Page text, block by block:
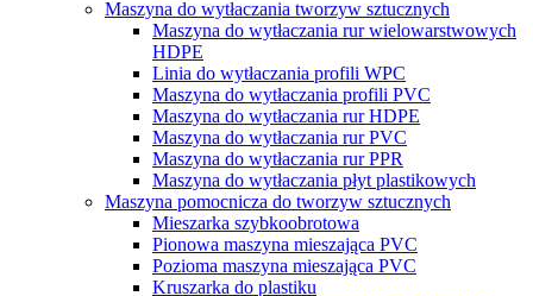
Maszyna do wytłaczania tworzyw sztucznych
Maszyna do wytłaczania rur wielowarstwowych
HDPE
Linia do wytłaczania profili WPC
Maszyna do wytłaczania profili PVC
Maszyna do wytłaczania rur HDPE
Maszyna do wytłaczania rur PVC
Maszyna do wytłaczania rur PPR
Maszyna do wytłaczania płyt plastikowych
Maszyna pomocnicza do tworzyw sztucznych
Mieszarka szybkoobrotowa
Pionowa maszyna mieszająca PVC
Pozioma maszyna mieszająca PVC
Kruszarka do plastiku